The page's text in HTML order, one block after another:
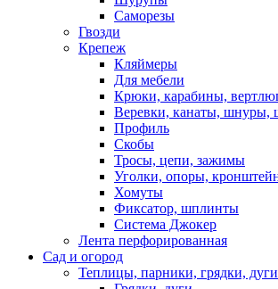
Саморезы
Гвозди
Крепеж
Кляймеры
Для мебели
Крюки, карабины,
Веревки, канаты, шнуры,
Профиль
Скобы
Тросы, цепи, зажимы
Уголки, опоры,
Хомуты
Фиксатор, шплинты
Система Джокер
Лента перфорированная
Сад и огород
Теплицы, парники, грядки, дуги